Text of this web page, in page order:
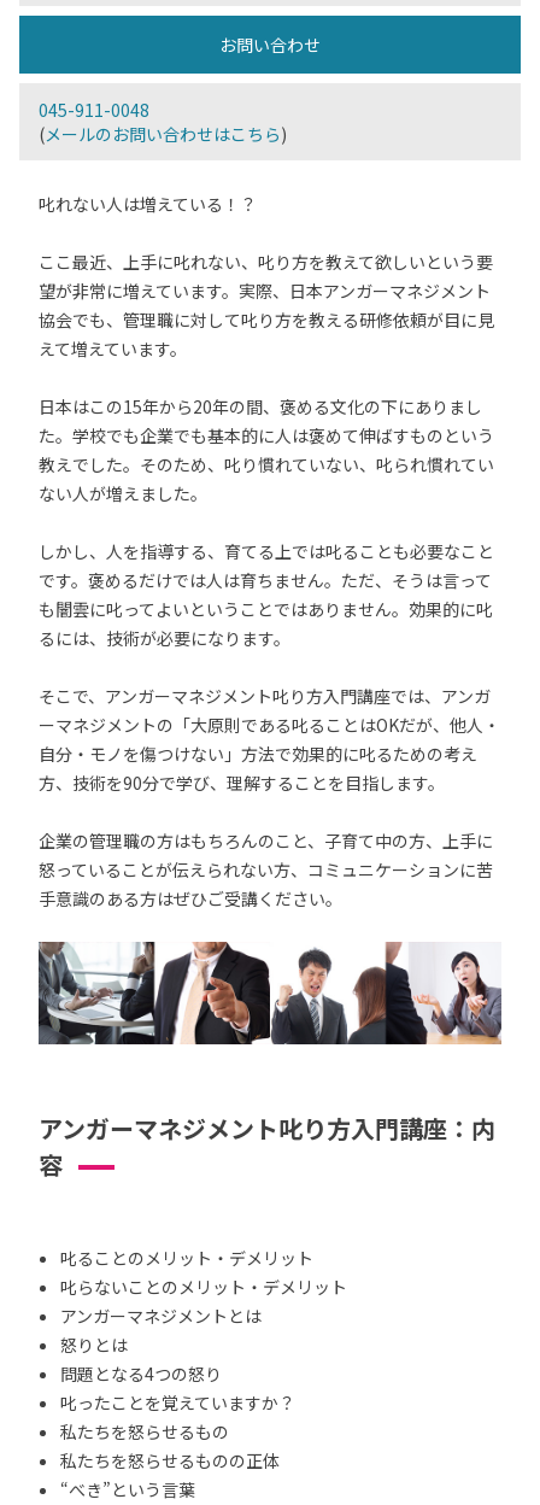
お問い合わせ
045-911-0048
(メールのお問い合わせはこちら)
叱れない人は増えている！？
ここ最近、上手に叱れない、叱り方を教えて欲しいという要
望が非常に増えています。実際、日本アンガーマネジメント
協会でも、管理職に対して叱り方を教える研修依頼が目に見
えて増えています。
日本はこの15年から20年の間、褒める文化の下にありまし
た。学校でも企業でも基本的に人は褒めて伸ばすものという
教えでした。そのため、叱り慣れていない、叱られ慣れてい
ない人が増えました。
しかし、人を指導する、育てる上では叱ることも必要なこと
です。褒めるだけでは人は育ちません。ただ、そうは言って
も闇雲に叱ってよいということではありません。効果的に叱
るには、技術が必要になります。
そこで、アンガーマネジメント叱り方入門講座では、アンガ
ーマネジメントの「大原則である叱ることはOKだが、他人・
自分・モノを傷つけない」方法で効果的に叱るための考え
方、技術を90分で学び、理解することを目指します。
企業の管理職の方はもちろんのこと、子育て中の方、上手に
怒っていることが伝えられない方、コミュニケーションに苦
手意識のある方はぜひご受講ください。
アンガーマネジメント叱り方入門講座：内
容
叱ることのメリット・デメリット
叱らないことのメリット・デメリット
アンガーマネジメントとは
怒りとは
問題となる4つの怒り
叱ったことを覚えていますか？
私たちを怒らせるもの
私たちを怒らせるものの正体
“べき”という言葉